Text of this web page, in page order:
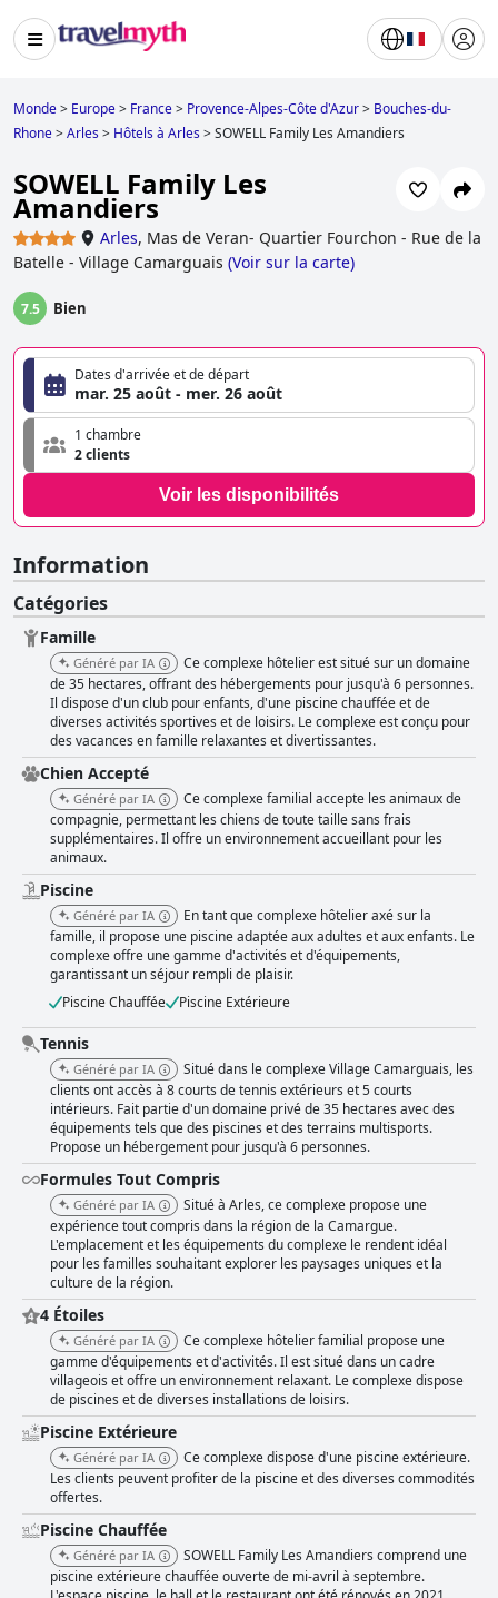
Monde> Europe> France> Provence-Alpes-Côte d'Azur> Bouches-du-
Rhone>Arles> Hôtels à Arles>SOWELL Family Les Amandiers
SOWELL Family Les
Amandiers
Arles, Mas de Veran- Quartier Fourchon - Rue de la
Batelle - Village Camarguais (Voir sur la carte)
7.5 Bien
Dates d'arrivée et de départ
mar. 25 août - mer. 26 août
1 chambre
2 clients
Voir les disponibilités
Information
Catégories
Famille
Généré par IA
Ce complexe hôtelier est situé sur un domaine
de 35 hectares, offrant des hébergements pour jusqu'à 6 personnes.
Il dispose d'un club pour enfants, d'une piscine chauffée et de
diverses activités sportives et de loisirs. Le complexe est conçu pour
des vacances en famille relaxantes et divertissantes.
Chien Accepté
Généré par IA
Ce complexe familial accepte les animaux de
compagnie, permettant les chiens de toute taille sans frais
supplémentaires. Il offre un environnement accueillant pour les
animaux.
Piscine
Généré par IA
En tant que complexe hôtelier axé sur la
famille, il propose une piscine adaptée aux adultes et aux enfants. Le
complexe offre une gamme d'activités et d'équipements,
garantissant un séjour rempli de plaisir.
Piscine Chauffée
Piscine Extérieure
Tennis
Généré par IA
Situé dans le complexe Village Camarguais, les
clients ont accès à 8 courts de tennis extérieurs et 5 courts
intérieurs. Fait partie d'un domaine privé de 35 hectares avec des
équipements tels que des piscines et des terrains multisports.
Propose un hébergement pour jusqu'à 6 personnes.
Formules Tout Compris
Généré par IA
Situé à Arles, ce complexe propose une
expérience tout compris dans la région de la Camargue.
L'emplacement et les équipements du complexe le rendent idéal
pour les familles souhaitant explorer les paysages uniques et la
culture de la région.
4 Étoiles
Généré par IA
Ce complexe hôtelier familial propose une
gamme d'équipements et d'activités. Il est situé dans un cadre
villageois et offre un environnement relaxant. Le complexe dispose
de piscines et de diverses installations de loisirs.
Piscine Extérieure
Généré par IA
Ce complexe dispose d'une piscine extérieure.
Les clients peuvent profiter de la piscine et des diverses commodités
offertes.
Piscine Chauffée
Généré par IA
SOWELL Family Les Amandiers comprend une
piscine extérieure chauffée ouverte de mi-avril à septembre.